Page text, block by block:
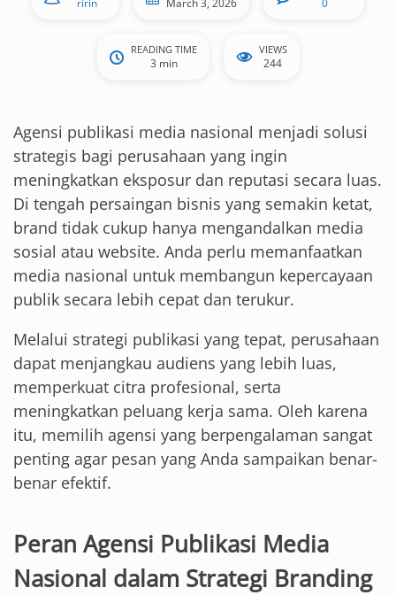
ririn March 3, 2026 0
READING TIME
3 min
VIEWS
244
Agensi publikasi media nasional menjadi solusi
strategis bagi perusahaan yang ingin
meningkatkan eksposur dan reputasi secara luas.
Di tengah persaingan bisnis yang semakin ketat,
brand tidak cukup hanya mengandalkan media
sosial atau website. Anda perlu memanfaatkan
media nasional untuk membangun kepercayaan
publik secara lebih cepat dan terukur.
Melalui strategi publikasi yang tepat, perusahaan
dapat menjangkau audiens yang lebih luas,
memperkuat citra profesional, serta
meningkatkan peluang kerja sama. Oleh karena
itu, memilih agensi yang berpengalaman sangat
penting agar pesan yang Anda sampaikan benar-
benar efektif.
Peran Agensi Publikasi Media
Nasional dalam Strategi Branding